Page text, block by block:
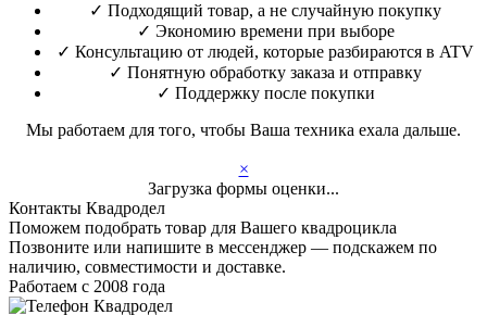
✓ Подходящий товар, а не случайную покупку
✓ Экономию времени при выборе
✓ Консультацию от людей, которые разбираются в ATV
✓ Понятную обработку заказа и отправку
✓ Поддержку после покупки
Мы работаем для того, чтобы Ваша техника ехала дальше.
×
Загрузка формы оценки...
Контакты Квадродел
Поможем подобрать товар для Вашего квадроцикла
Позвоните или напишите в мессенджер — подскажем по
наличию, совместимости и доставке.
Работаем с 2008 года